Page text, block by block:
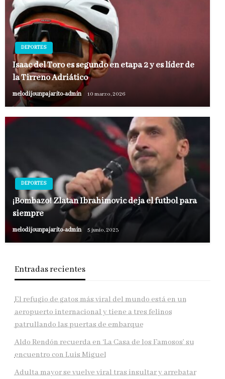
DEPORTES
Isaac del Toro es segundo en etapa 2 y es líder de
la Tirreno Adriático
melodijounpajarito-admin 10 marzo, 2026
DEPORTES
¡Bombazo! Zlatan Ibrahimovic deja el futbol para
siempre
melodijounpajarito-admin 5 junio, 2023
Entradas recientes
El refugio de gatos más viral del mundo está en un
aeropuerto internacional y tiene a tres felinos
patrullando las puertas de embarque
Aldo Rendón recuerda en ‘La Casa de los Famosos’ su
encuentro con Luis Miguel
Adulta mayor se vuelve viral tras insultar y arrebatar